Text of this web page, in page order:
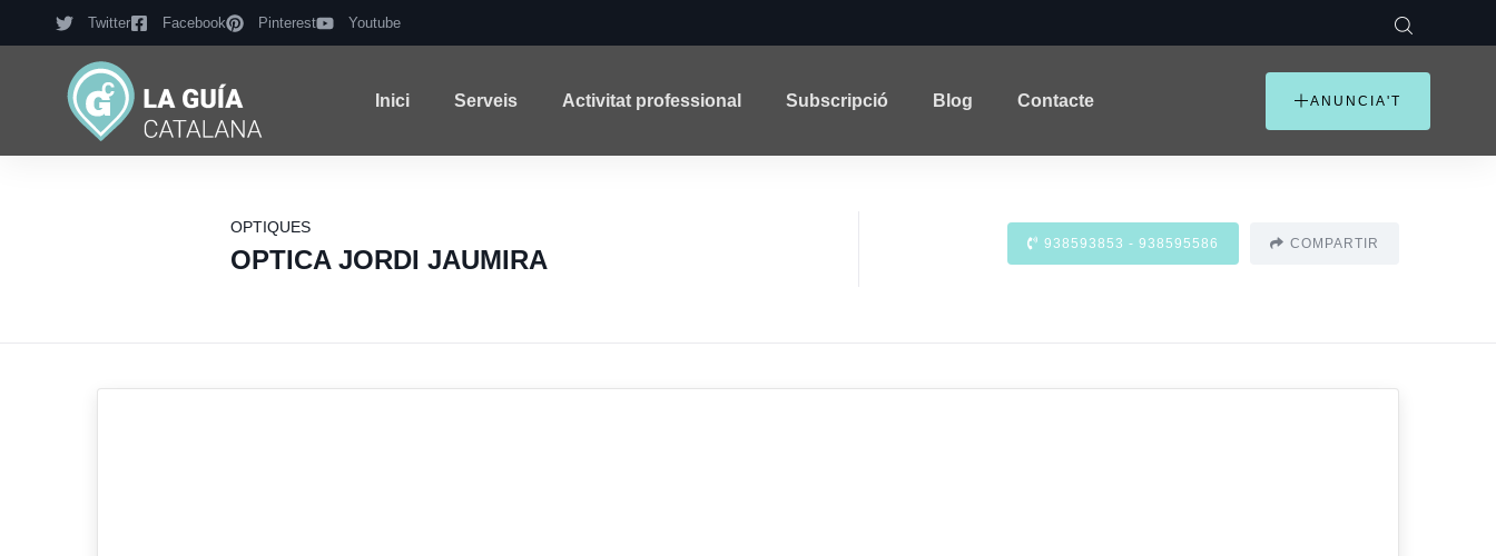
Twitter Facebook Pinterest Youtube
Inici Serveis Activitat professional Subscripció Blog Contacte ANUNCIA'T
OPTIQUES
OPTICA JORDI JAUMIRA
938593853 - 938595586 COMPARTIR